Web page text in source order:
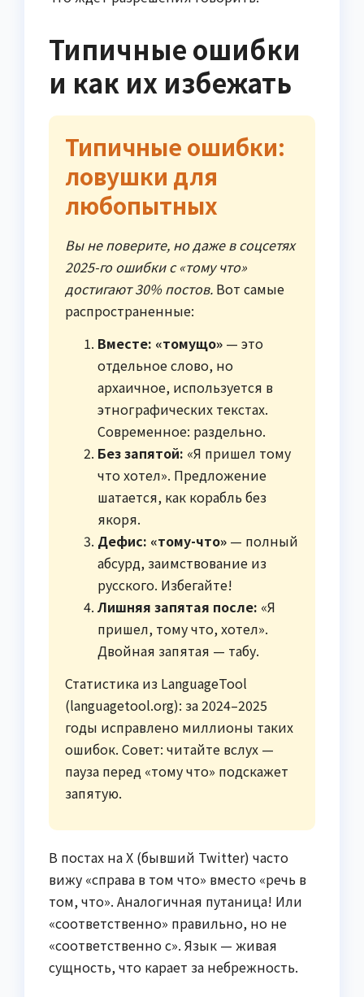
Типичные ошибки
и как их избежать
Типичные ошибки:
ловушки для
любопытных
Вы не поверите, но даже в соцсетях
2025-го ошибки с «тому что»
достигают 30% постов. Вот самые
распространенные:
Вместе: «томущо» — это
отдельное слово, но
архаичное, используется в
этнографических текстах.
Современное: раздельно.
Без запятой: «Я пришел тому
что хотел». Предложение
шатается, как корабль без
якоря.
Дефис: «тому-что» — полный
абсурд, заимствование из
русского. Избегайте!
Лишняя запятая после: «Я
пришел, тому что, хотел».
Двойная запятая — табу.
Статистика из LanguageTool
(languagetool.org): за 2024–2025
годы исправлено миллионы таких
ошибок. Совет: читайте вслух —
пауза перед «тому что» подскажет
запятую.
В постах на X (бывший Twitter) часто
вижу «справа в том что» вместо «речь в
том, что». Аналогичная путаница! Или
«соответственно» правильно, но не
«соответственно с». Язык — живая
сущность, что карает за небрежность.